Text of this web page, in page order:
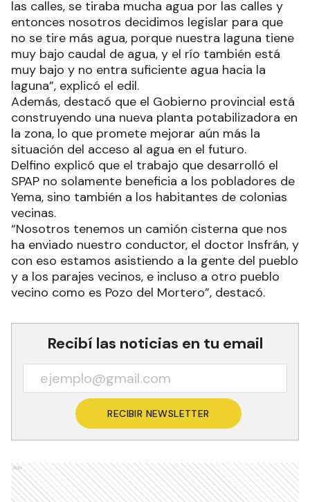
las calles, se tiraba mucha agua por las calles y
entonces nosotros decidimos legislar para que
no se tire más agua, porque nuestra laguna tiene
muy bajo caudal de agua, y el río también está
muy bajo y no entra suficiente agua hacia la
laguna”, explicó el edil.
Además, destacó que el Gobierno provincial está
construyendo una nueva planta potabilizadora en
la zona, lo que promete mejorar aún más la
situación del acceso al agua en el futuro.
Delfino explicó que el trabajo que desarrolló el
SPAP no solamente beneficia a los pobladores de
Yema, sino también a los habitantes de colonias
vecinas.
“Nosotros tenemos un camión cisterna que nos
ha enviado nuestro conductor, el doctor Insfrán, y
con eso estamos asistiendo a la gente del pueblo
y a los parajes vecinos, e incluso a otro pueblo
vecino como es Pozo del Mortero”, destacó.
Recibí las noticias en tu email
RECIBIR NEWSLETTER
Ads